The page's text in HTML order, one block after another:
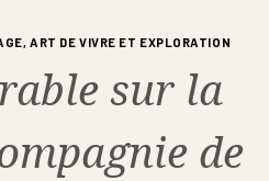
ART DE VIVRE ET EXPLORATION
sur la
de